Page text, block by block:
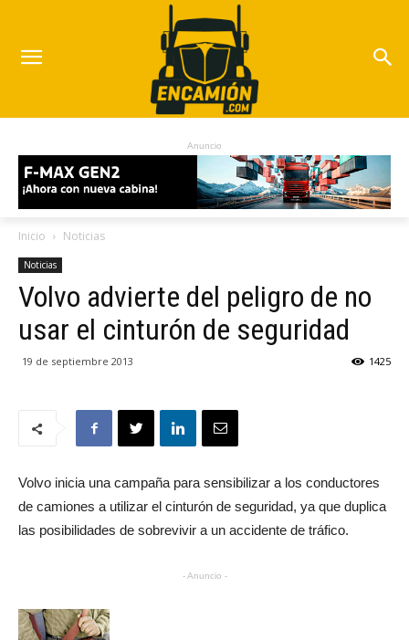
Anuncio
Inicio Noticias
Noticias
Volvo advierte del peligro de no
usar el cinturón de seguridad
19 de septiembre 2013 1425
Volvo inicia una campaña para sensibilizar a los conductores
de camiones a utilizar el cinturón de seguridad, ya que duplica
las posibilidades de sobrevivir a un accidente de tráfico.
- Anuncio -